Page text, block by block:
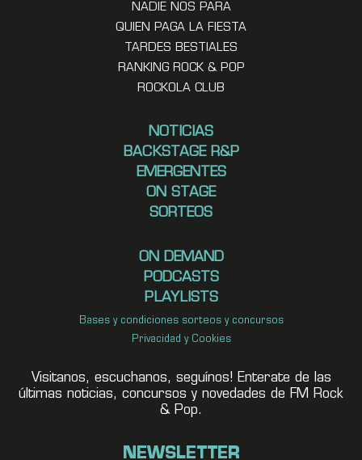
NADIE NOS PARA
QUIEN PAGA LA FIESTA
TARDES BESTIALES
RANKING ROCK & POP
ROCKOLA CLUB
NOTICIAS
BACKSTAGE R&P
EMERGENTES
ON STAGE
SORTEOS
ON DEMAND
PODCASTS
PLAYLISTS
Bases y condiciones sorteos y concursos
Privacidad y Cookies
Visitanos, escuchanos, seguínos! Enterate de las
últimas noticias, concursos y novedades de FM Rock
& Pop.
NEWSLETTER